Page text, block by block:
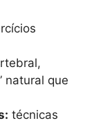
natural que
técnicas